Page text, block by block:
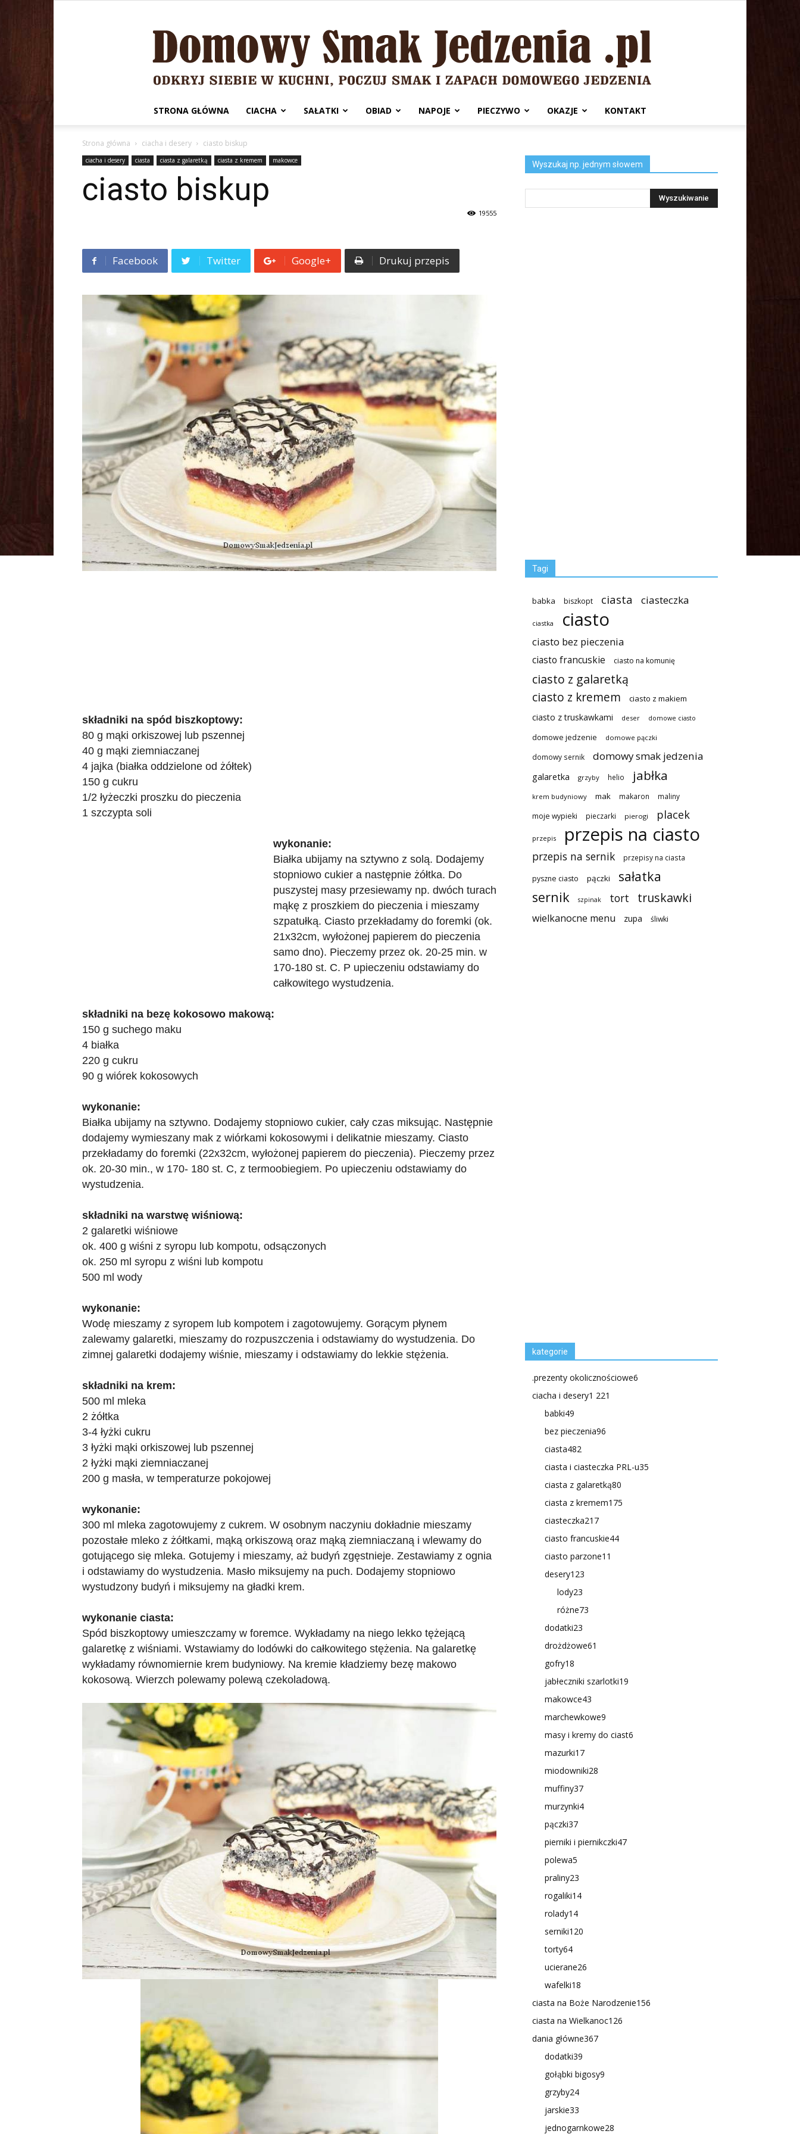
.pl
STRONA GŁÓWNA CIACHA SAŁATKI OBIAD NAPOJE PIECZYWO OKAZJE KONTAKT
Strona główna ciacha i desery ciasto biskup
ciacha i desery ciasta ciasta z galaretką ciasta z kremem makowce
ciasto biskup
19555
Facebook Twitter Google+ Drukuj przepis
składniki na spód biszkoptowy:
80 g mąki orkiszowej lub pszennej
40 g mąki ziemniaczanej
4 jajka (białka oddzielone od żółtek)
150 g cukru
1/2 łyżeczki proszku do pieczenia
1 szczypta soli
wykonanie:
Białka ubijamy na sztywno z solą. Dodajemy
stopniowo cukier a następnie żółtka. Do
puszystej masy przesiewamy np. dwóch turach
mąkę z proszkiem do pieczenia i mieszamy
szpatułką. Ciasto przekładamy do foremki (ok.
21x32cm, wyłożonej papierem do pieczenia
samo dno). Pieczemy przez ok. 20-25 min. w
170-180 st. C. P upieczeniu odstawiamy do
całkowitego wystudzenia.
składniki na bezę kokosowo makową:
150 g suchego maku
4 białka
220 g cukru
90 g wiórek kokosowych
wykonanie:
Białka ubijamy na sztywno. Dodajemy stopniowo cukier, cały czas miksując. Następnie
dodajemy wymieszany mak z wiórkami kokosowymi i delikatnie mieszamy. Ciasto
przekładamy do foremki (22x32cm, wyłożonej papierem do pieczenia). Pieczemy przez
ok. 20-30 min., w 170- 180 st. C, z termoobiegiem. Po upieczeniu odstawiamy do
wystudzenia.
składniki na warstwę wiśniową:
2 galaretki wiśniowe
ok. 400 g wiśni z syropu lub kompotu, odsączonych
ok. 250 ml syropu z wiśni lub kompotu
500 ml wody
wykonanie:
Wodę mieszamy z syropem lub kompotem i zagotowujemy. Gorącym płynem
zalewamy galaretki, mieszamy do rozpuszczenia i odstawiamy do wystudzenia. Do
zimnej galaretki dodajemy wiśnie, mieszamy i odstawiamy do lekkie stężenia.
składniki na krem:
500 ml mleka
2 żółtka
3-4 łyżki cukru
3 łyżki mąki orkiszowej lub pszennej
2 łyżki mąki ziemniaczanej
200 g masła, w temperaturze pokojowej
wykonanie:
300 ml mleka zagotowujemy z cukrem. W osobnym naczyniu dokładnie mieszamy
pozostałe mleko z żółtkami, mąką orkiszową oraz mąką ziemniaczaną i wlewamy do
gotującego się mleka. Gotujemy i mieszamy, aż budyń zgęstnieje. Zestawiamy z ognia
i odstawiamy do wystudzenia. Masło miksujemy na puch. Dodajemy stopniowo
wystudzony budyń i miksujemy na gładki krem.
wykonanie ciasta:
Spód biszkoptowy umieszczamy w foremce. Wykładamy na niego lekko tężejącą
galaretkę z wiśniami. Wstawiamy do lodówki do całkowitego stężenia. Na galaretkę
wykładamy równomiernie krem budyniowy. Na kremie kładziemy bezę makowo
kokosową. Wierzch polewamy polewą czekoladową.
Wyszukaj np. jednym słowem
Tagi
babka biszkopt ciasta ciasteczka
ciastka ciasto
ciasto bez pieczenia
ciasto francuskie ciasto na komunię
ciasto z galaretką
ciasto z kremem ciasto z makiem
ciasto z truskawkami deser domowe ciasto
domowe jedzenie domowe pączki
domowy sernik domowy smak jedzenia
galaretka grzyby helio jabłka
krem budyniowy mak makaron maliny
moje wypieki pieczarki pierogi placek
przepis przepis na ciasto
przepis na sernik przepisy na ciasta
pyszne ciasto pączki
sałatka
sernik
szpinak tort truskawki
wielkanocne menu zupa śliwki
kategorie
.prezenty okolicznościowe6
ciacha i desery1 221
babki49
bez pieczenia96
ciasta482
ciasta i ciasteczka PRL-u35
ciasta z galaretką80
ciasta z kremem175
ciasteczka217
ciasto francuskie44
ciasto parzone11
desery123
lody23
różne73
dodatki23
drożdżowe61
gofry18
jabłeczniki szarlotki19
makowce43
marchewkowe9
masy i kremy do ciast6
mazurki17
miodowniki28
muffiny37
murzynki4
pączki37
pierniki i piernikczki47
polewa5
praliny23
rogaliki14
rolady14
serniki120
torty64
ucierane26
wafelki18
ciasta na Boże Narodzenie156
ciasta na Wielkanoc126
dania główne367
dodatki39
gołąbki bigosy9
grzyby24
jarskie33
jednogarnkowe28